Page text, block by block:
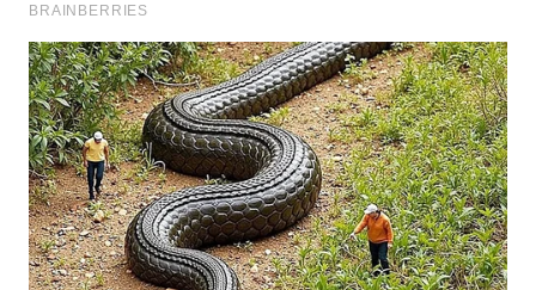
WN
TANJUNG
LESUNG
WN
KARO
WN
SIMALUNGUN